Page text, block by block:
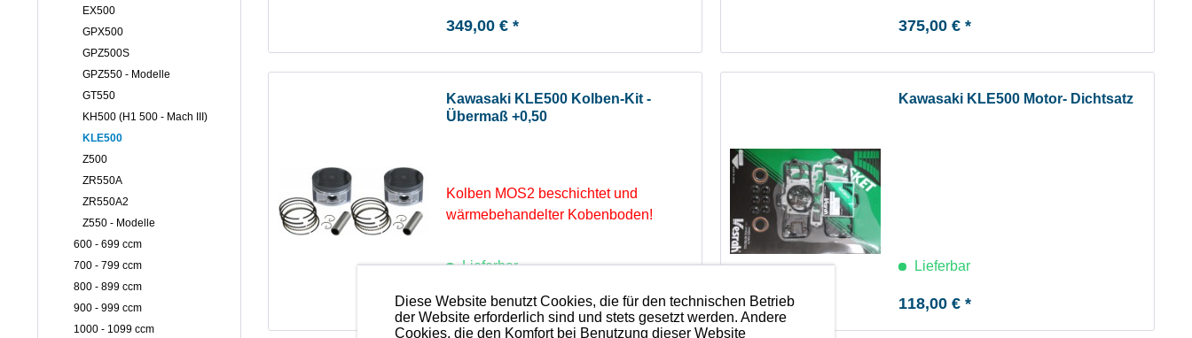
EX500
GPX500
GPZ500S
GPZ550 - Modelle
GT550
KH500 (H1 500 - Mach III)
KLE500
Z500
ZR550A
ZR550A2
Z550 - Modelle
600 - 699 ccm
700 - 799 ccm
800 - 899 ccm
900 - 999 ccm
1000 - 1099 ccm
349,00 € * 375,00 € *
Kawasaki KLE500 Kolben-Kit -
Übermaß +0,50
Kolben MOS2 beschichtet und
wärmebehandelter Kobenboden!
Lieferbar
349,00 € *
Kawasaki KLE500 Motor- Dichtsatz
Lieferbar
118,00 € *
Diese Website benutzt Cookies, die für den technischen Betrieb
der Website erforderlich sind und stets gesetzt werden. Andere
Cookies, die den Komfort bei Benutzung dieser Website